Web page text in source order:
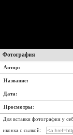
Фотография
Автор:
Название:
Дата:
Просмотры:
Для вставки фотографии у
иконка с сылкой: